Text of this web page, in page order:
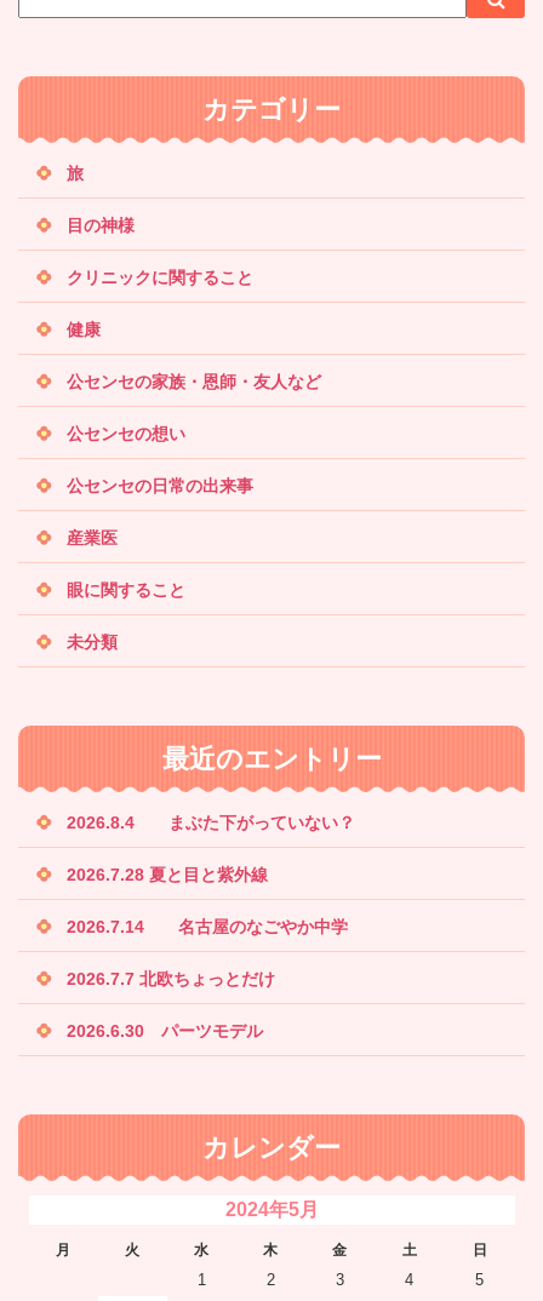
イ
内
索
索
カテゴリー
旅
目の神様
クリニックに関すること
健康
公センセの家族・恩師・友人など
公センセの想い
公センセの日常の出来事
産業医
眼に関すること
未分類
最近のエントリー
2026.8.4 まぶた下がっていない？
2026.7.28 夏と目と紫外線
2026.7.14 名古屋のなごやか中学
2026.7.7 北欧ちょっとだけ
2026.6.30 パーツモデル
カレンダー
2024年5月
月 火 水 木 金 土 日
1 2 3 4
5